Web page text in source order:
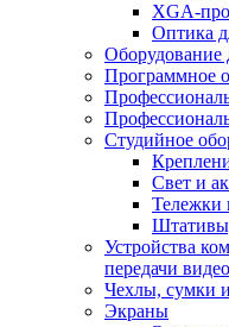
XGA-
Оптика
Оборудование
Программное
Студийное
Свет и
Тележки
Устройства
передачи
Чехлы, сумки
Экраны